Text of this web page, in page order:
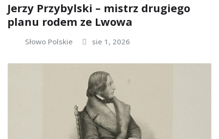
Jerzy Przybylski – mistrz drugiego
planu rodem ze Lwowa
Słowo Polskie sie 1, 2026